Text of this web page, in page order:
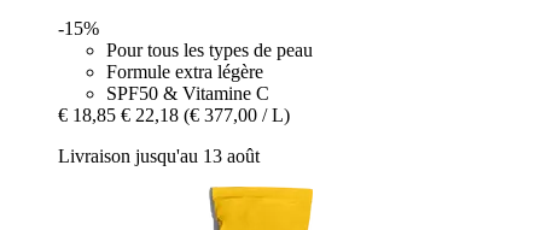
-15%
Pour tous les types de peau
Formule extra légère
SPF50 & Vitamine C
€ 18,85 € 22,18 (€ 377,00 / L)
Livraison jusqu'au 13 août